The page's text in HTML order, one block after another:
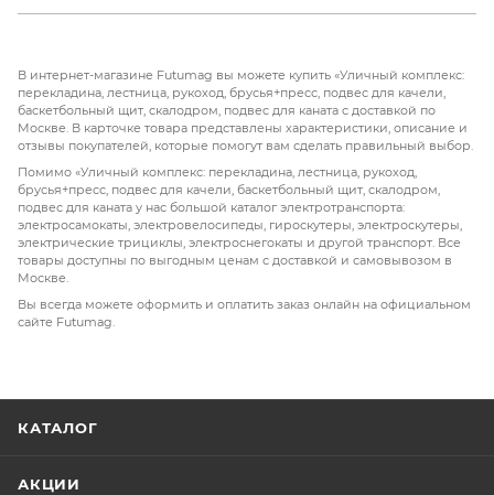
В интернет-магазине Futumag вы можете купить «Уличный комплекс:
перекладина, лестница, рукоход, брусья+пресс, подвес для качели,
баскетбольный щит, скалодром, подвес для каната с доставкой по
Москве. В карточке товара представлены характеристики, описание и
отзывы покупателей, которые помогут вам сделать правильный выбор.
Помимо «Уличный комплекс: перекладина, лестница, рукоход,
брусья+пресс, подвес для качели, баскетбольный щит, скалодром,
подвес для каната у нас большой каталог электротранспорта:
электросамокаты, электровелосипеды, гироскутеры, электроскутеры,
электрические трициклы, электроснегокаты и другой транспорт. Все
товары доступны по выгодным ценам с доставкой и самовывозом в
Москве.
Вы всегда можете оформить и оплатить заказ онлайн на официальном
сайте Futumag.
КАТАЛОГ
АКЦИИ